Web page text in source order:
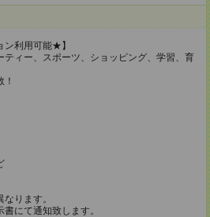
ン利用可能★】
ティー、スポーツ、ショッピング、学習、育
ります。
にて通知致します。